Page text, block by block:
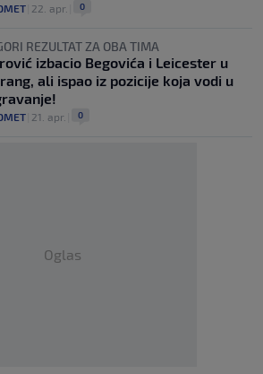
22. apr. 0
REZULTAT ZA OBA TIMA
izbacio Begovića i Leicester u
ali ispao iz pozicije koja vodi u
21. apr. 0
Oglas